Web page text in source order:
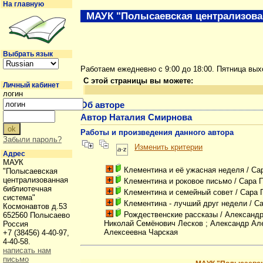
Работаем ежедневно с 9:00 до 18:00. Пятница
С этой страницы вы можете:
Об авторе
Автор Наталия Смирнова
Работы и произведения данного автора
Изменить критерии
Клементина и её ужасная неделя /
Клементина и роковое письмо / Сара
Клементина и семейный совет / Сара
Клементина - лучший друг недели /
Рождественские рассказы /
Николай Семёнович Лесков ; Александр
Алексеевна Чарская
МАУК "Полысаевская
На главную
Выбрать язык
Личный кабинет
логин
Забыли пароль?
Адрес
МАУК
"Полысаевская
централизованная
библиотечная
система"
Космонавтов д.53
652560 Полысаево
Россия
+7 (38456) 4-40-97,
4-40-58.
написать нам
письмо